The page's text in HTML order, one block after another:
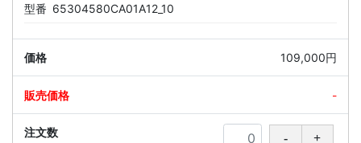
型番 65304580CA01A12_10
109,000円
-